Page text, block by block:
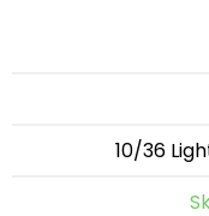
10/36